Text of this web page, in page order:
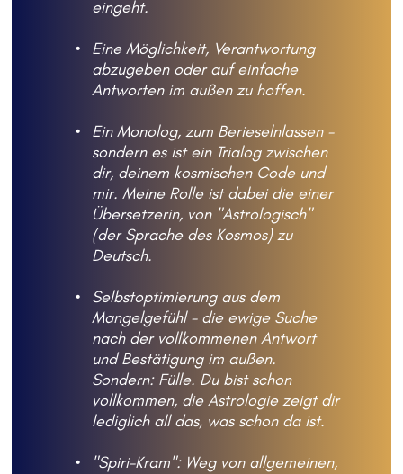
eingeht.
Eine Möglichkeit, Verantwortung
abzugeben oder auf einfache
Antworten im außen zu hoffen.
Ein Monolog, zum Berieselnlassen -
sondern es ist ein Trialog zwischen
dir, deinem kosmischen Code und
mir. Meine Rolle ist dabei die einer
Übersetzerin, von "Astrologisch"
(der Sprache des Kosmos) zu
Deutsch.
Selbstoptimierung aus dem
Mangelgefühl - die ewige Suche
nach der vollkommenen Antwort
und Bestätigung im außen.
Sondern: Fülle. Du bist schon
vollkommen, die Astrologie zeigt dir
lediglich all das, was schon da ist.
"Spiri-Kram": Weg von allgemeinen,